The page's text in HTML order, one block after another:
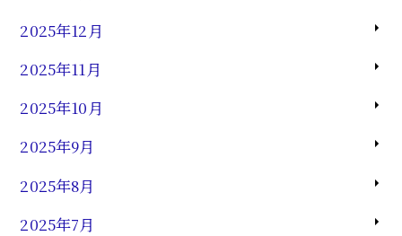
2025年12月
2025年11月
2025年10月
2025年9月
2025年8月
2025年7月